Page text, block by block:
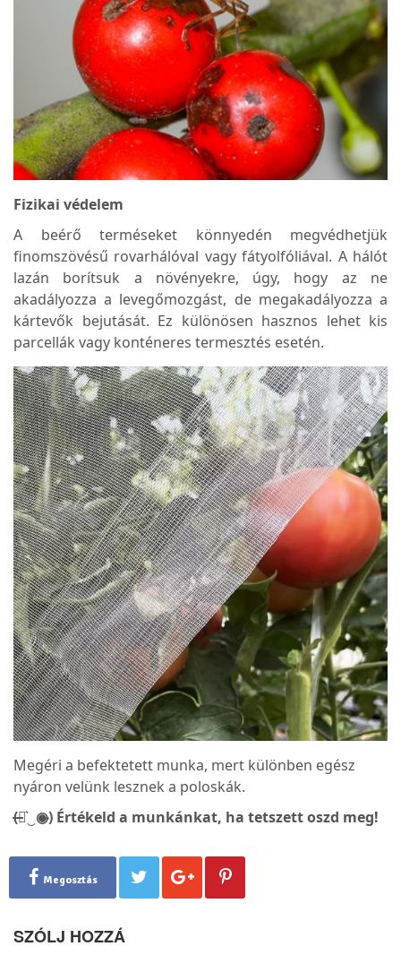
Fizikai védelem
A beérő terméseket könnyedén megvédhetjük
finomszövésű rovarhálóval vagy fátyolfóliával. A hálót
lazán borítsuk a növényekre, úgy, hogy az ne
akadályozza a levegőmozgást, de megakadályozza a
kártevők bejutását. Ez különösen hasznos lehet kis
parcellák vagy konténeres termesztés esetén.
Megéri a befektetett munka, mert különben egész
nyáron velünk lesznek a poloskák.
(̶◉͛‿◉̶) Értékeld a munkánkat, ha tetszett oszd meg!
Megosztás
SZÓLJ HOZZÁ